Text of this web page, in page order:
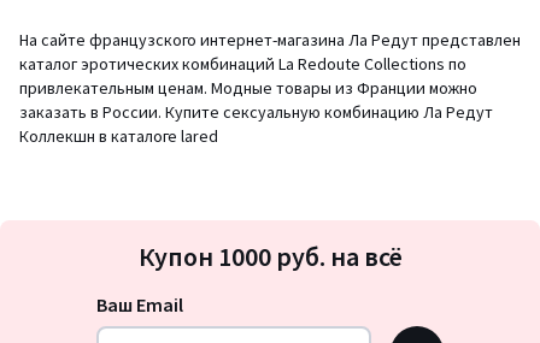
На сайте французского интернет-магазина Ла Редут представлен
каталог эротических комбинаций La Redoute Collections по
привлекательным ценам. Модные товары из Франции можно
заказать в России. Купите сексуальную комбинацию Ла Редут
Коллекшн в каталоге lared
на
Купон 1000 руб. на всё
Ваш Email
OK